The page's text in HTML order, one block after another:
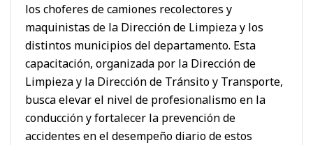
los choferes de camiones recolectores y
maquinistas de la Dirección de Limpieza y los
distintos municipios del departamento. Esta
capacitación, organizada por la Dirección de
Limpieza y la Dirección de Tránsito y Transporte,
busca elevar el nivel de profesionalismo en la
conducción y fortalecer la prevención de
accidentes en el desempeño diario de estos